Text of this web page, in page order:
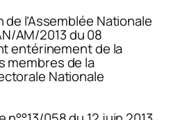
de l’Assemblée Nationale
AM/2013 du 08
entérinement de la
membres de la
Nationale